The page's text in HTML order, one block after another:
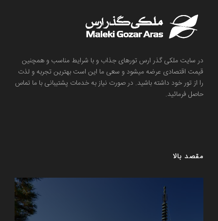
در سایت ملکی گذر ارس تورهای جذاب و با شرایط مناسب و همچنین
قیمت اقتصادی عرضه میشود و سعی ما این است بهترین تجربه و لذت
را از تور خود داشته باشید. در صورت نیاز به خدمات پشتیبانی با ما تماس
حاصل فرمائید.
مقصد بالا